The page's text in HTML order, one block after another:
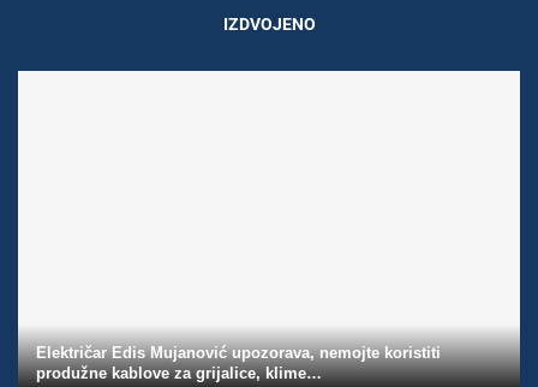
IZDVOJENO
Električar Edis Mujanović upozorava, nemojte koristiti
produžne kablove za grijalice, klime…